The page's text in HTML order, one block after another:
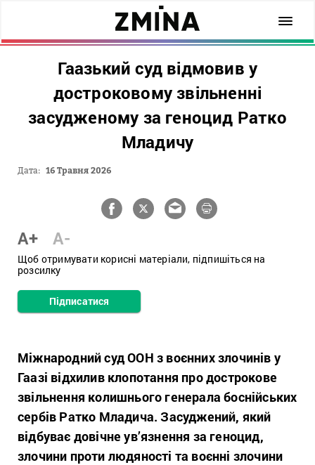
Гаазький суд відмовив у
достроковому звільненні
засудженому за геноцид Ратко
Младичу
Дата: 16 Травня 2026
A+ A-
Щоб отримувати корисні матеріали, підпишіться на
розсилку
Підписатися
Міжнародний суд ООН з воєнних злочинів у
Гаазі відхилив клопотання про дострокове
звільнення колишнього генерала боснійських
сербів Ратко Младича. Засуджений, який
відбуває довічне ув’язнення за геноцид,
злочини проти людяності та воєнні злочини